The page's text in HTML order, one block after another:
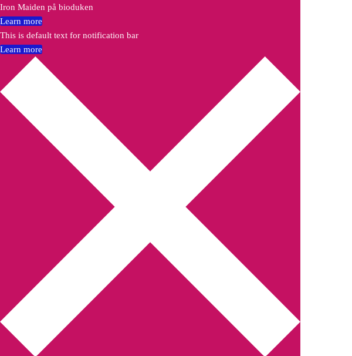
Iron Maiden på bioduken
Learn more
This is default text for notification bar
Learn more